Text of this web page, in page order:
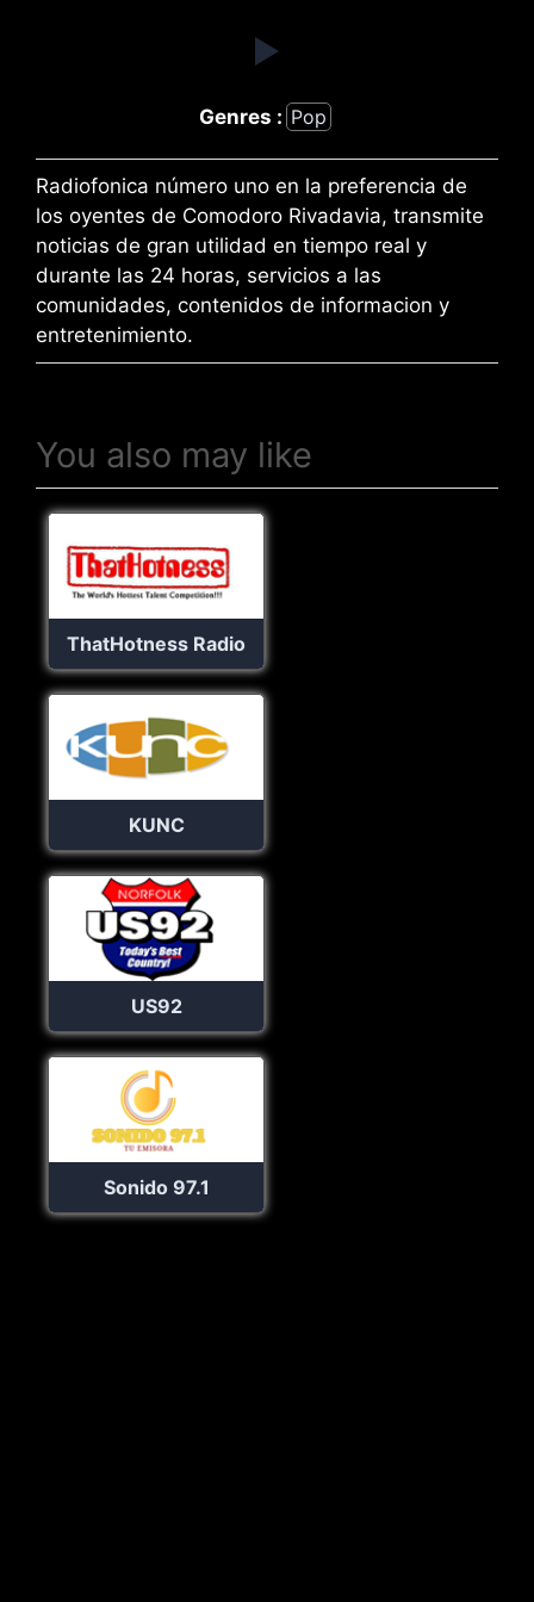
Genres : Pop
Radiofonica número uno en la preferencia de
los oyentes de Comodoro Rivadavia, transmite
noticias de gran utilidad en tiempo real y
durante las 24 horas, servicios a las
comunidades, contenidos de informacion y
entretenimiento.
You also may like
ThatHotness Radio
KUNC
US92
Sonido 97.1